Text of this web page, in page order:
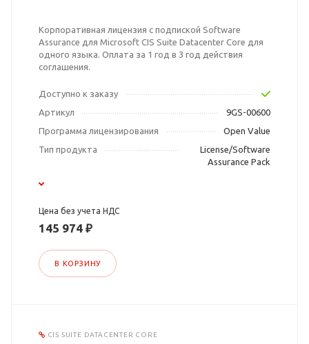
Корпоративная лицензия с подпиской Software
Assurance для Microsoft CIS Suite Datacenter Core для
одного языка. Оплата за 1 год в 3 год действия
соглашения.
Доступно к заказу
Артикул
9GS-00600
Программа лицензирования
Open Value
Тип продукта
License/Software
Assurance Pack
Цена без учета НДС
145 974 ₽
В КОРЗИНУ
CIS SUITE DATACENTER CORE